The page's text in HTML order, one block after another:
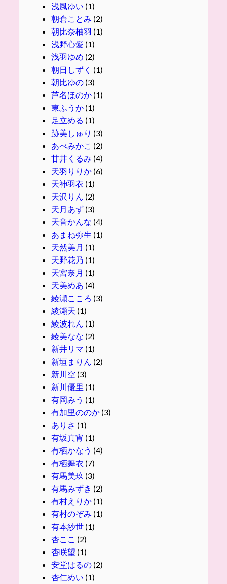
浅風ゆい (1)
朝倉ことみ (2)
朝比奈柚羽 (1)
浅野心愛 (1)
浅羽ゆめ (2)
朝日しずく (1)
朝比ゆの(3)
芦名ほのか(1)
東ふうか(1)
足立める (1)
跡美しゅり (3)
あべみかこ (2)
甘井くるみ (4)
天羽りりか(6)
天神羽衣 (1)
天沢りん (2)
天月あず(3)
天音かんな (4)
あまね弥生 (1)
天然美月 (1)
天野花乃 (1)
天宮奈月 (1)
天美めあ (4)
綾瀬こころ (3)
綾瀬天 (1)
綾波れん (1)
綾美なな (2)
新井リマ (1)
新垣まりん (2)
新川空 (3)
新川優里 (1)
有岡みう (1)
有加里ののか(3)
ありさ (1)
有坂真宵 (1)
有栖かなう (4)
有栖舞衣 (7)
有馬美玖 (3)
有馬みずき (2)
有村えりか(1)
有村のぞみ (1)
有本紗世(1)
杏ここ (2)
杏咲望 (1)
安堂はるの(2)
杏仁めい (1)